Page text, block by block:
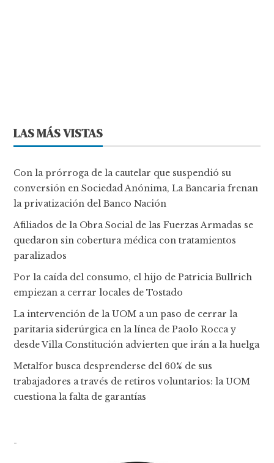
LAS MÁS VISTAS
Con la prórroga de la cautelar que suspendió su
conversión en Sociedad Anónima, La Bancaria frenan
la privatización del Banco Nación
Afiliados de la Obra Social de las Fuerzas Armadas se
quedaron sin cobertura médica con tratamientos
paralizados
Por la caída del consumo, el hijo de Patricia Bullrich
empiezan a cerrar locales de Tostado
La intervención de la UOM a un paso de cerrar la
paritaria siderúrgica en la línea de Paolo Rocca y
desde Villa Constitución advierten que irán a la huelga
Metalfor busca desprenderse del 60% de sus
trabajadores a través de retiros voluntarios: la UOM
cuestiona la falta de garantías
-